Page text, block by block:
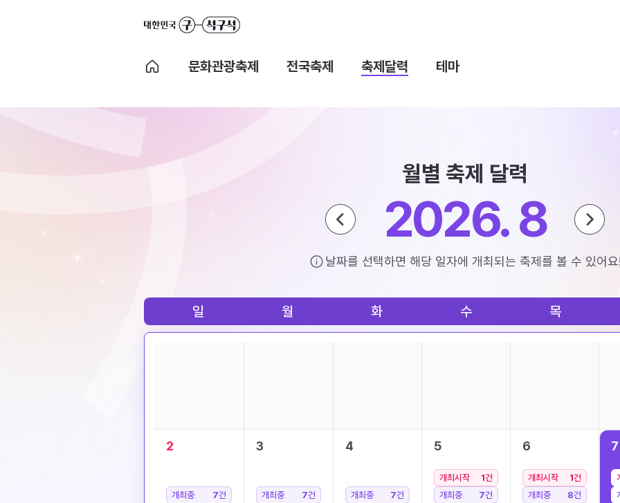
문화관광축제 전국축제 축제달력 테마
월별 축제 달력
2026. 8
날짜를 선택하면 해당 일자에 개최되는 축제를 볼 수 있어
일 월 화 수 목
2
개최중 7건
3
개최중 7건
4
개최중 7건
5
개최시작 1건
개최중
7건
6
개최시작 1건
개최중
8건
7